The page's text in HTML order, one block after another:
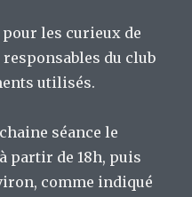
les curieux de
du club
utilisés.
séance le
partir de 18h, puis
comme indiqué